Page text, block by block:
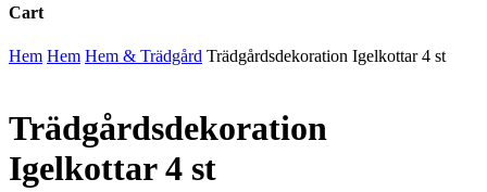
Cart
Close
Hem Hem Hem & Trädgård Trädgårdsdekoration Igelkottar 4 st
Trädgårdsdekoration
Igelkottar 4 st